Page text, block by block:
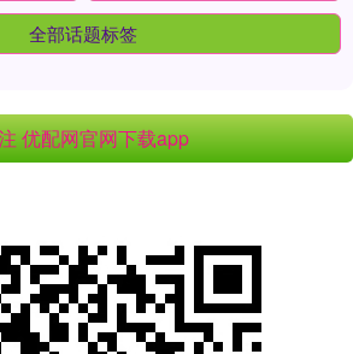
全部话题标签
优配网官网下载app